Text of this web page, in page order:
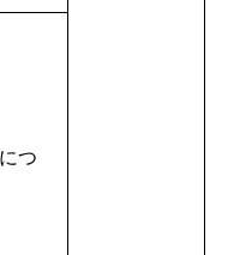
つ